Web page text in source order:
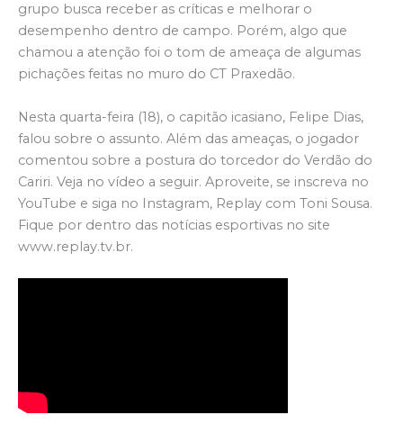
grupo busca receber as críticas e melhorar o
desempenho dentro de campo. Porém, algo que
chamou a atenção foi o tom de ameaça de algumas
pichações feitas no muro do CT Praxedão.
Nesta quarta-feira (18), o capitão icasiano, Felipe Dias,
falou sobre o assunto. Além das ameaças, o jogador
comentou sobre a postura do torcedor do Verdão do
Cariri. Veja no vídeo a seguir. Aproveite, se inscreva no
YouTube e siga no Instagram, Replay com Toni Sousa.
Fique por dentro das notícias esportivas no site
www.replay.tv.br.